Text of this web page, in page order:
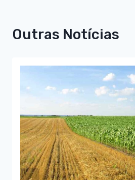
Outras Notícias